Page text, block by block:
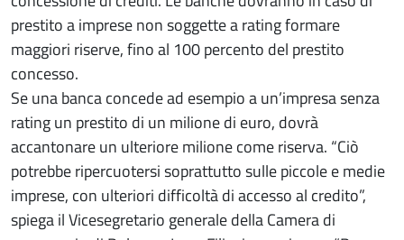
prestito a imprese non soggette a rating formare
maggiori riserve, fino al 100 percento del prestito
concesso.
Se una banca concede ad esempio a un’impresa senza
rating un prestito di un milione di euro, dovrà
accantonare un ulteriore milione come riserva. “Ciò
potrebbe ripercuotersi soprattutto sulle piccole e medie
imprese, con ulteriori difficoltà di accesso al credito”,
spiega il Vicesegretario generale della Camera di